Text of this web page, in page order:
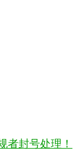
者封号处理！